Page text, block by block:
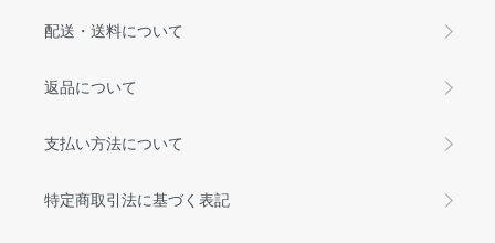
配送・送料について
返品について
支払い方法について
特定商取引法に基づく表記